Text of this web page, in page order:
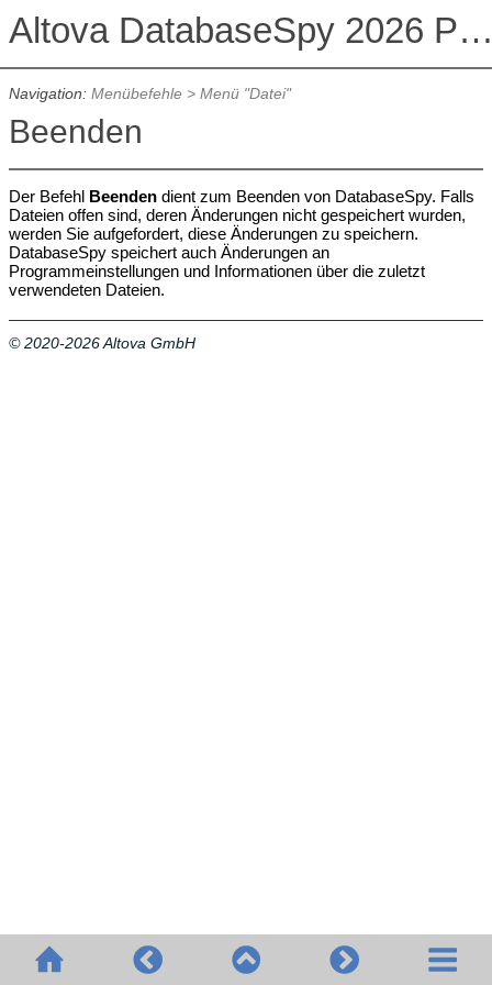
Altova DatabaseSpy 2026
Navigation: Menübefehle> Menü "Datei"
Beenden
Der Befehl Beendendient zum Beenden von DatabaseSpy. Falls
Dateien offen sind, deren Änderungen nicht gespeichert wurden,
werden Sie aufgefordert, diese Änderungen zu speichern.
DatabaseSpy speichert auch Änderungen an
Programmeinstellungen und Informationen über die zuletzt
verwendeten Dateien.
© 2020-2026 Altova GmbH